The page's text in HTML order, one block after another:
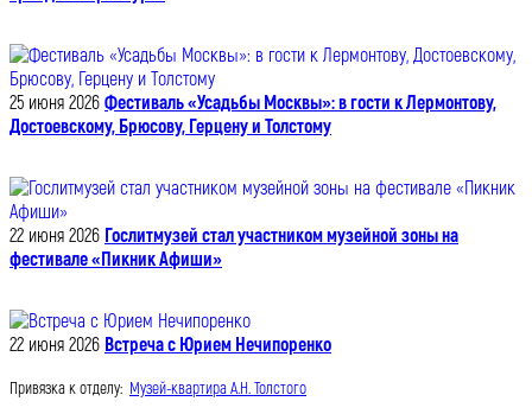
25 июня 2026 Фестиваль «Усадьбы Москвы»: в гости к Лермонтову,
Достоевскому, Брюсову, Герцену и Толстому
22 июня 2026 Гослитмузей стал участником музейной зоны на
фестивале «Пикник Афиши»
22 июня 2026 Встреча с Юрием Нечипоренко
Привязка к отделу: Музей-квартира А.Н. Толстого